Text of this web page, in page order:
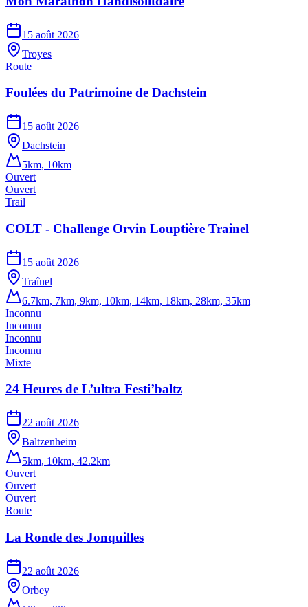
15 août 2026
Troyes
Route
Foulées du Patrimoine de Dachstein
15 août 2026
Dachstein
5km, 10km
Ouvert
Ouvert
Trail
COLT - Challenge Orvin Louptière Trainel
15 août 2026
Traînel
6.7km, 7km, 9km, 10km, 14km, 18km, 28km, 35km
Inconnu
Inconnu
Inconnu
Inconnu
Mixte
24 Heures de L’ultra Festi’baltz
22 août 2026
Baltzenheim
5km, 10km, 42.2km
Ouvert
Ouvert
Ouvert
Route
La Ronde des Jonquilles
22 août 2026
Orbey